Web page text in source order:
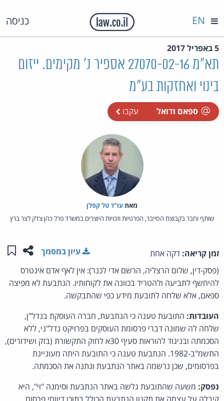
כניסה EN
5 באפריל 2017
תא"מ 27070-02-16 אספיר נ' מקימים. ייזום
בינוי ואחזקות בע"מ
ספאם ודואל עקבו
מאת‏עו"ד טל קפלן
שותף וחבר בקבוצת הסייבר, הפרטיות וזכויות היוצרים במשרד פרל כהן צדק לצר ברץ
זמן קריאה: דקה אחת שתפו
עיון במסמך
(פסק-דין, שלום הרצליה, הרשם אדי לכנר): אין לאף אדם אינטרס
להיחשף לתביעה ולהטריד בכוונה את לקוחותיו. הנתבעת לא מפיצה
ספאם, אלא שלחה לתובעת מידע כפי שהתבקשה.
העובדות: התובעת טענה כי הנתבעת, חברה העוסקת בנדל"ן,
שלחה לה שמונה דברי פרסומת העוסקים בפרויקט נדל"ני, ללא
הסכמתה ובניגוד להוראות סעיף 30א לחוק התקשורת (בזק ושידורים),
התשמ"ב-1982. הנתבעת טענה כי התובעת היתה מעוניינת
בפרסומים, שכן נרשמה באתר הנתבעת ונתנה את הסכמתה.
נפסק: משעה שהתובעת גלשה באתר הנתבעת וסימנה "וי", היא